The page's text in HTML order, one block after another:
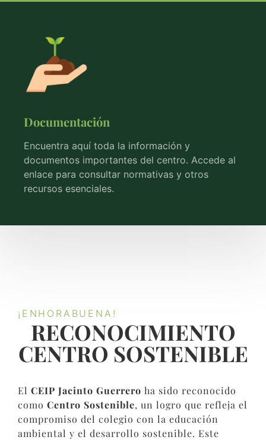
Documentación
Encuentra aquí toda la información y
documentos importantes del centro. Accede al
enlace para consultar normativas y otros
recursos esenciales.
¡ENHORABUENA!
RECONOCIMIENTO
CENTRO SOSTENIBLE​
El CEIP Jacinto Guerrero ha sido reconocido
como Centro Sostenible, un logro que refleja el
compromiso del colegio con la educación
ambiental y el desarrollo sostenible. Este